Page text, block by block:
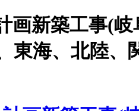
画新築工事(
東海、北陸